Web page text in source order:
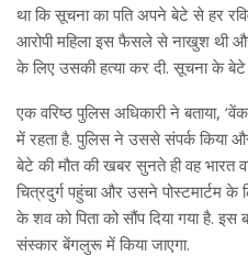
था कि सूचना का पति अपने बेटे से हर
आरोपी महिला इस फैसले से नाखुश थी
के लिए उसकी हत्या कर दी. सूचना के
एक वरिष्ठ पुलिस अधिकारी ने बताया,
में रहता है. पुलिस ने उससे संपर्क किया
बेटे की मौत की खबर सुनते ही वह भारत
चित्रदुर्ग पहुंचा और उसने पोस्टमार्टम के
के शव को पिता को सौंप दिया गया है. इस
संस्कार बेंगलुरू में किया जाएगा.